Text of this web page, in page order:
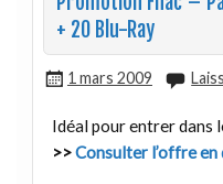
+ 20 Blu-Ray
1 mars 2009
Idéal pour entrer dans
>>Consulter l’offre en